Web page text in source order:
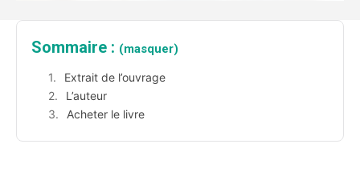
Sommaire : (masquer)
Extrait de l’ouvrage
L’auteur
Acheter le livre